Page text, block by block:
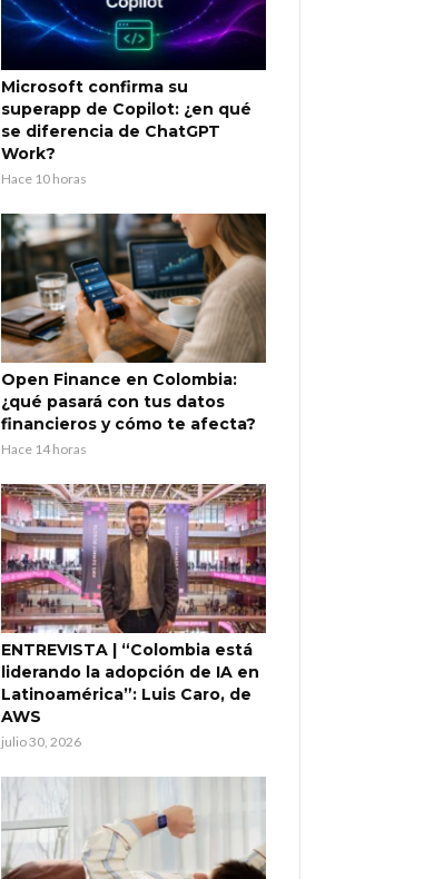
Microsoft confirma su
superapp de Copilot: ¿en qué
se diferencia de ChatGPT
Work?
Hace 10 horas
Open Finance en Colombia:
¿qué pasará con tus datos
financieros y cómo te afecta?
Hace 14 horas
ENTREVISTA | “Colombia está
liderando la adopción de IA en
Latinoamérica”: Luis Caro, de
AWS
julio 30, 2026